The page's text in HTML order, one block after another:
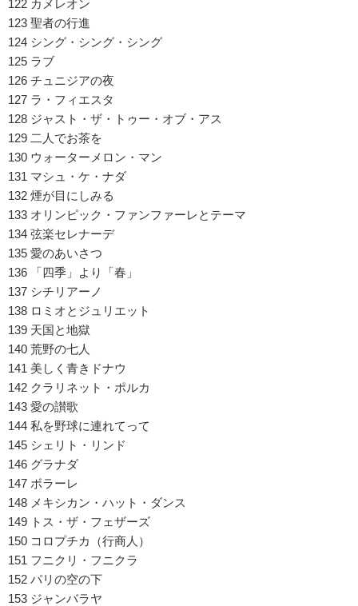
122 カメレオン
123 聖者の行進
124 シング・シング・シング
125 ラブ
126 チュニジアの夜
127 ラ・フィエスタ
128 ジャスト・ザ・トゥー・オブ・アス
129 二人でお茶を
130 ウォーターメロン・マン
131 マシュ・ケ・ナダ
132 煙が目にしみる
133 オリンピック・ファンファーレとテーマ
134 弦楽セレナーデ
135 愛のあいさつ
136 「四季」より「春」
137 シチリアーノ
138 ロミオとジュリエット
139 天国と地獄
140 荒野の七人
141 美しく青きドナウ
142 クラリネット・ポルカ
143 愛の讃歌
144 私を野球に連れてって
145 シェリト・リンド
146 グラナダ
147 ボラーレ
148 メキシカン・ハット・ダンス
149 トス・ザ・フェザーズ
150 コロプチカ（行商人）
151 フニクリ・フニクラ
152 パリの空の下
153 ジャンバラヤ